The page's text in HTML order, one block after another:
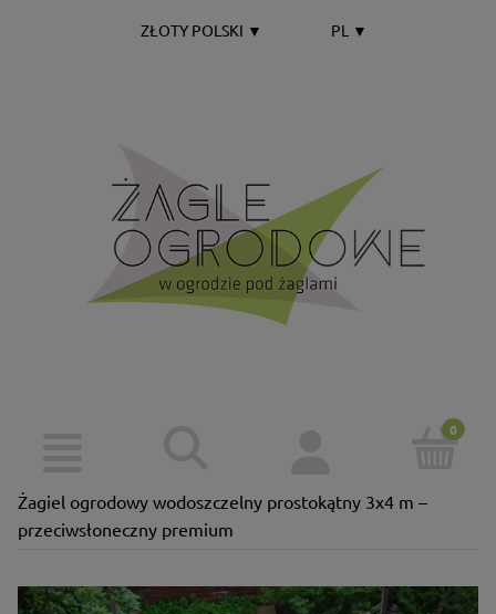
ZŁOTY POLSKI ▼ PL ▼
Żagiel ogrodowy wodoszczelny prostokątny 3x4 m –
przeciwsłoneczny premium